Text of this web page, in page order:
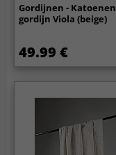
Gordijnen - Katoenen
gordijn Viola (beige)
49.99 €